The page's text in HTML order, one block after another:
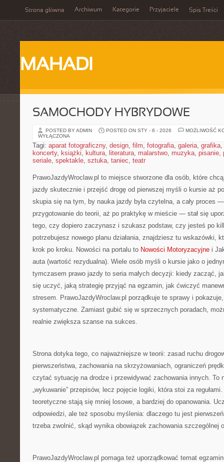
Strona główna Archiwum Kategorie Przyjaciele Spis Treści
MAHADI
SAMOCHODY HYBRYDOWE
POSTED BY ADMIN POSTED ON STY - 6 - 2026
MOŻLIWOŚĆ
WYŁĄCZONA
Tagi: aparat fotograficzny, design, film, fotografia, galeria, grafika,
koncerty, książki, kultura, literatura, malarstwo, muzyka, pisanie,
seriale, spektakle, sztuka, taniec, teatr
PrawoJazdyWroclaw.pl to miejsce stworzone dla osób, które
jazdy skutecznie i przejść drogę od pierwszej myśli o kursie aż
skupia się na tym, by nauka jazdy była czytelna, a cały proces
przygotowanie do teorii, aż po praktykę w mieście — stał się
tego, czy dopiero zaczynasz i szukasz podstaw, czy jesteś po
potrzebujesz nowego planu działania, znajdziesz tu wskazówki,
krok po kroku. Nowości na portalu to Nowości Motoryzacyjne i
auta (wartość rezydualna). Wiele osób myśli o kursie jako o
tymczasem prawo jazdy to seria małych decyzji: kiedy zacząć,
się uczyć, jaką strategię przyjąć na egzamin, jak ćwiczyć
stresem. PrawoJazdyWroclaw.pl porządkuje te sprawy i
systematyczne. Zamiast gubić się w sprzecznych poradach,
realnie zwiększa szanse na sukces.
Strona dotyka tego, co najważniejsze w teorii: zasad ruchu
pierwszeństwa, zachowania na skrzyżowaniach, ograniczeń
czytać sytuację na drodze i przewidywać zachowania innych. To
„wykuwanie” przepisów, lecz pojęcie logiki, która stoi za
teoretyczne stają się mniej losowe, a bardziej do opanowania.
odpowiedzi, ale też sposobu myślenia: dlaczego tu jest
trzeba zwolnić, skąd wynika obowiązek zachowania szczególnej
PrawoJazdyWroclaw.pl pomaga też uporządkować temat